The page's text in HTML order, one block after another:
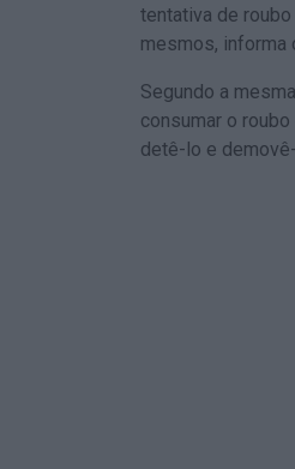
tentativa de roubo
mesmos, informa
Segundo a
consumar o
detê-lo e demovê-